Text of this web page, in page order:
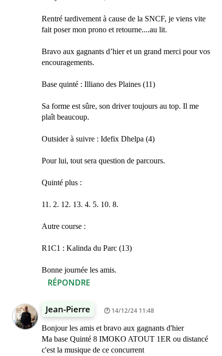
Rentré tardivement à cause de la SNCF, je viens vite
fait poser mon prono et retourne....au lit.
Bravo aux gagnants d’hier et un grand merci pour vos
encouragements.
Base quinté : Illiano des Plaines (11)
Sa forme est sûre, son driver toujours au top. Il me
plaît beaucoup.
Outsider à suivre : Idefix Dhelpa (4)
Pour lui, tout sera question de parcours.
Quinté plus :
11. 2. 12. 13. 4. 5. 10. 8.
Autre course :
R1C1 : Kalinda du Parc (13)
Bonne journée les amis.
RÉPONDRE
Jean-Pierre 14/12/24 11:48
Bonjour les amis et bravo aux gagnants d'hier
Ma base Quinté 8 IMOKO ATOUT 1ER ou distancé
c'est la musique de ce concurrent